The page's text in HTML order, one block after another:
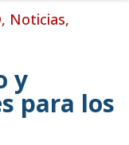
, Noticias,
y
para los